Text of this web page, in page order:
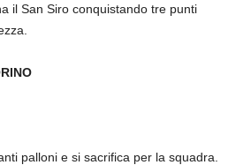
il San Siro conquistando tre punti
palloni e si sacrifica per la squadra.